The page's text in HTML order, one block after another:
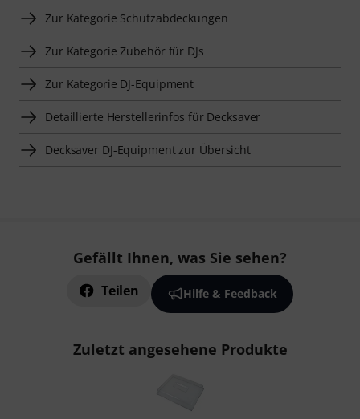
Zur Kategorie Schutzabdeckungen
Zur Kategorie Zubehör für DJs
Zur Kategorie DJ-Equipment
Detaillierte Herstellerinfos für Decksaver
Decksaver DJ-Equipment zur Übersicht
Gefällt Ihnen, was Sie sehen?
Teilen Hilfe & Feedback
Zuletzt angesehene Produkte